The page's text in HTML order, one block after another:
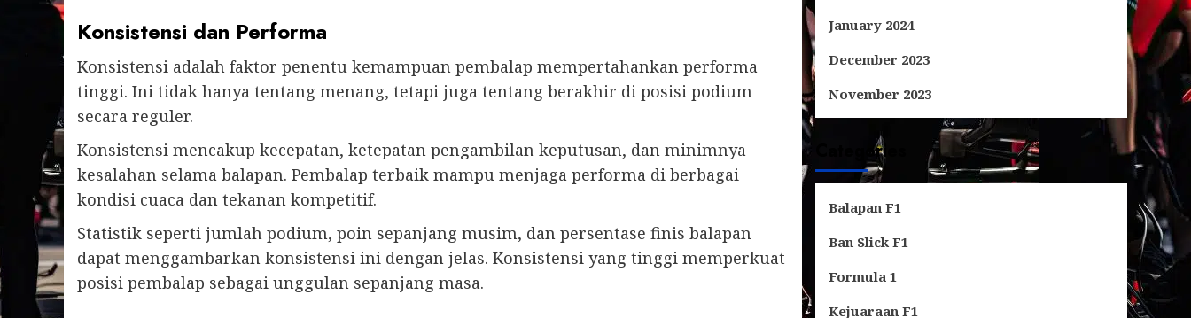
Konsistensi dan Performa
Konsistensi adalah faktor penentu kemampuan pembalap mempertahankan performa
tinggi. Ini tidak hanya tentang menang, tetapi juga tentang berakhir di posisi podium
secara reguler.
Konsistensi mencakup kecepatan, ketepatan pengambilan keputusan, dan minimnya
kesalahan selama balapan. Pembalap terbaik mampu menjaga performa di berbagai
kondisi cuaca dan tekanan kompetitif.
Statistik seperti jumlah podium, poin sepanjang musim, dan persentase finis balapan
dapat menggambarkan konsistensi ini dengan jelas. Konsistensi yang tinggi memperkuat
posisi pembalap sebagai unggulan sepanjang masa.
January 2024
December 2023
November 2023
Categories
Balapan F1
Ban Slick F1
Formula 1
Kejuaraan F1